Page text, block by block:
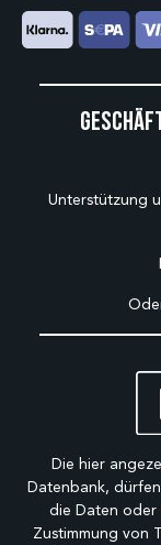
Unterstützung
Die hier
Datenbank,
die Daten oder
Zustimmung von